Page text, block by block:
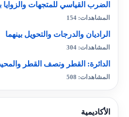
الضرب القياسي للمتجهات والزوايا
المشاهدات: 154
الراديان والدرجات والتحويل بينهما
المشاهدات: 304
الدائرة: القطر ونصف القطر
المشاهدات: 508
الأكاديمية